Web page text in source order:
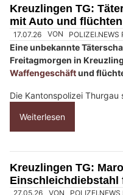
w
ä
h
l
e
n
S
i
e
i
t
t
21.06.26 VON POLIZEI.NEWS
In der Nacht zum Sonntag
Kreuzlingen TG:
mit Auto und